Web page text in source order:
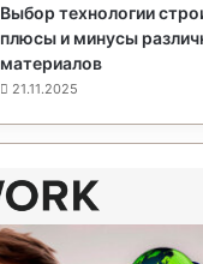
Выбор технологии
плюсы и минусы
материалов
21.11.2025